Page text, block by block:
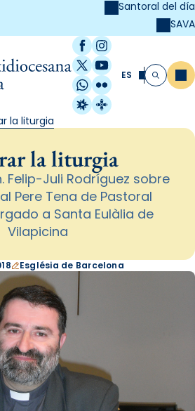
Santoral del día
SAVA
Facebook
Instagram
X / Twitter
YouTube
WhatsApp
Flickr
Radio Estel
Catalunya
ES Buscar
la liturgia
la liturgia
Felip-Juli Rodríguez sobre
Pere Tena de Pastoral
a Santa Eulàlia de
Vilapicina
Església de Barcelona